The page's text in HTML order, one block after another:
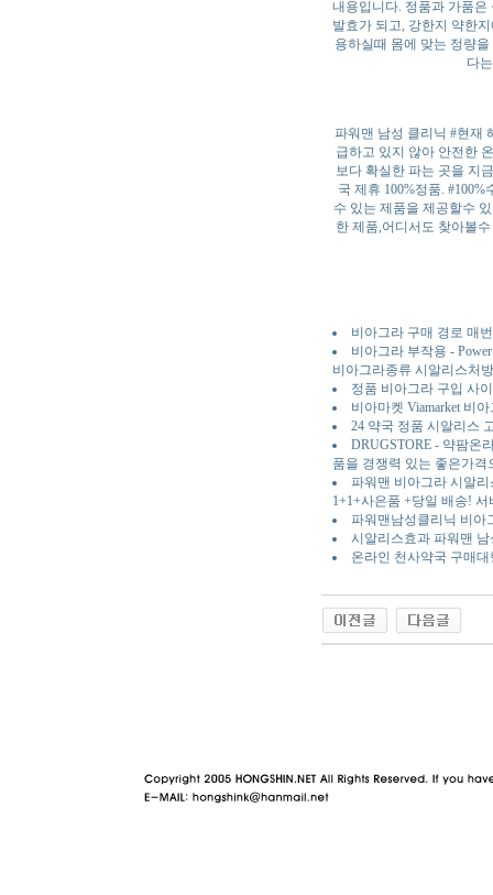
내용입니다. 정품과 가품
발효가 되고, 강한지 약한
용하실때 몸에 맞는 정량
다
파워맨 남성 클리닉 #현재
급하고 있지 않아 안전한
보다 확실한 파는 곳을 지
국 제휴 100%정품.
수 있는 제품을 제공할수
한 제품,어디서도 찾아볼
비아그라 구매 경로 매
비아그라 부작용 -
비아그라종류 시알리스처
정품 비아그라 구입 사
비아마켓 Viamarket 비
24 약국 정품 시알리스
DRUGSTORE - 약팜온
품을 경쟁력 있는 좋은가
파워맨 비아그라 시알
1+1+사은품 +당일 배송!
파워맨남성클리닉 비아
시알리스효과 파워맨
온라인 천사약국 구매